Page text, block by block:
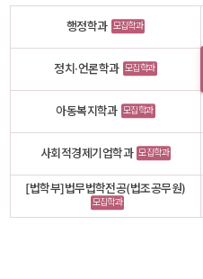
행정학과 모집학과
정치·언론학과 모집학과
아동복지학과 모집학과
사회적경제기업학과 모집학과
[법학부]법무법학전공(법조공무원)
모집학과